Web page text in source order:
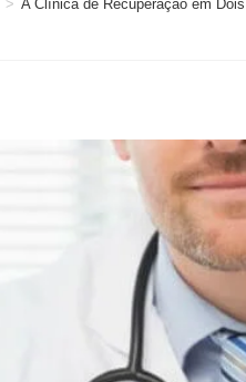
> A Clínica de Recuperação em